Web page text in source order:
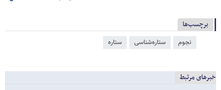
برچسب‌ها
نجوم ستاره‌شناسی ستاره
خبرهای مرتبط